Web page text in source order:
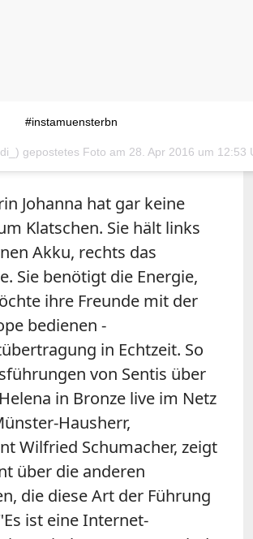
#instamuensterbn
gepostetes Foto am 28. Apr 2016 um 12:53
Johanna hat gar keine
Klatschen. Sie hält links
Akku, rechts das
Sie benötigt die Energie,
ihre Freunde mit der
bedienen -
in Echtzeit. So
von Sentis über
in Bronze live im Netz
Hausherr,
Wilfried Schumacher, zeigt
über die anderen
die diese Art der Führung
ist eine Internet-